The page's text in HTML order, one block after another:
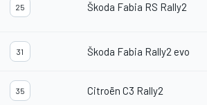
25 Škoda Fabia RS Rally2
31 Škoda Fabia Rally2 evo
35 Citroën C3 Rally2